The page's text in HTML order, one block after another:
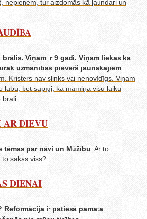
nepieņem, tur aizdomās kā ļaundari un
Viņam ir 9 gadi. Viņam liekas ka
uzmanības pievērš jaunākajiem
Kristers nav slinks vai nenovīdīgs. Viņam
labu, bet sāpīgi, ka māmiņa visu laiku
......
DIEVU
tēmas par nāvi un Mūžību . Ar to
sākas viss? .......
DIENAI
Reformācija ir patiesā pamata